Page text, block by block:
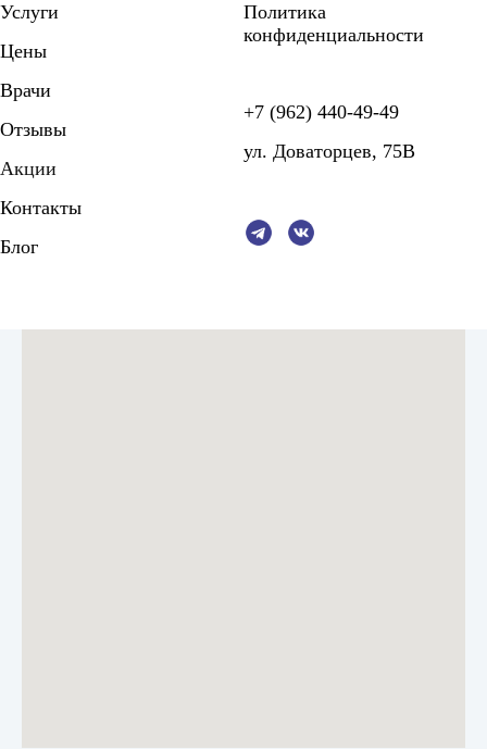
Услуги
Цены
Врачи
Отзывы
Акции
Контакты
Блог
Политика
конфиденциальности
+7 (962) 440-49-49
ул. Доваторцев, 75В